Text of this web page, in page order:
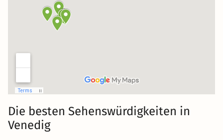
Die besten Sehenswürdigkeiten in
Venedig